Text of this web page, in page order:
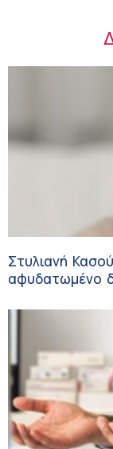
Στυλιανή
αφυδατωμένο